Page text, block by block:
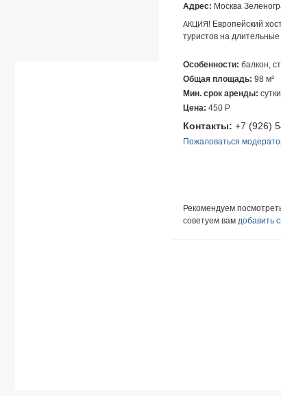
Адрес: Москва
АКЦИЯ! Европейский
туристов на длительные
Особенности: балкон,
Общая площадь: 98 м²
Мин. срок аренды: сутки
Цена: 450 Р
Контакты: +7 (926)
Пожаловаться
Рекомендуем
советуем вам добавить